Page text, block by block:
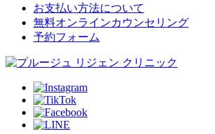
お支払い方法について
無料オンラインカウンセリング
予約フォーム